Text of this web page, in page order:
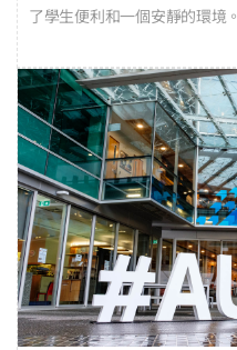
了學生便利和一個安靜的環境。